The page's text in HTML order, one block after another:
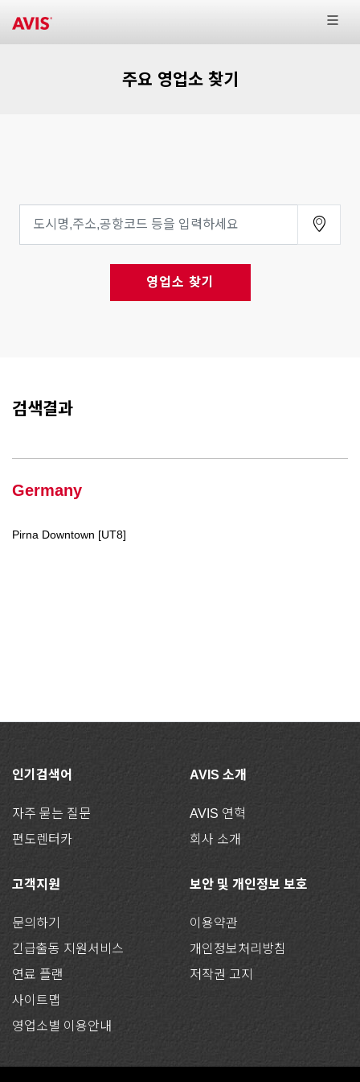
주요 영업소 찾기
영업소 찾기
검색결과
Germany
Pirna Downtown [UT8]
인기검색어
자주 묻는 질문
편도렌터카
AVIS 소개
AVIS 연혁
회사 소개
고객지원
문의하기
긴급출동 지원서비스
연료 플랜
사이트맵
영업소별 이용안내
보안 및 개인정보 보호
이용약관
개인정보처리방침
저작권 고지